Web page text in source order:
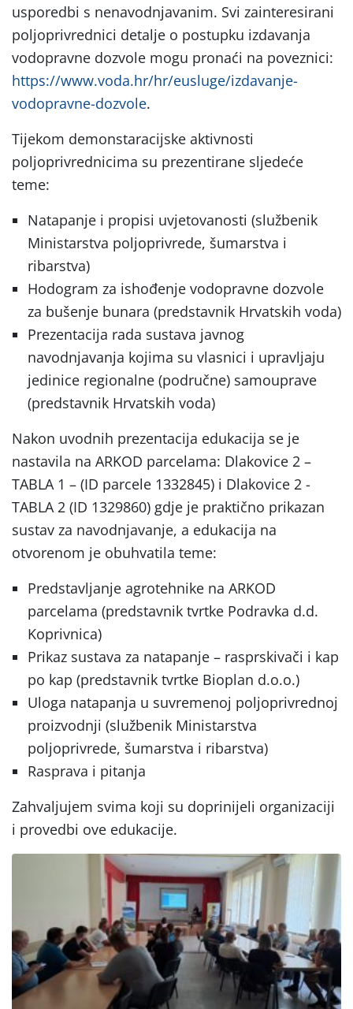
usporedbi s nenavodnjavanim. Svi zainteresirani
poljoprivrednici detalje o postupku izdavanja
vodopravne dozvole mogu pronaći na poveznici:
https://www.voda.hr/hr/eusluge/izdavanje-
vodopravne-dozvole.
Tijekom demonstaracijske aktivnosti
poljoprivrednicima su prezentirane sljedeće
teme:
Natapanje i propisi uvjetovanosti (službenik
Ministarstva poljoprivrede, šumarstva i
ribarstva)
Hodogram za ishođenje vodopravne dozvole
za bušenje bunara (predstavnik Hrvatskih voda)
Prezentacija rada sustava javnog
navodnjavanja kojima su vlasnici i upravljaju
jedinice regionalne (područne) samouprave
(predstavnik Hrvatskih voda)
Nakon uvodnih prezentacija edukacija se je
nastavila na ARKOD parcelama: Dlakovice 2 –
TABLA 1 – (ID parcele 1332845) i Dlakovice 2 -
TABLA 2 (ID 1329860) gdje je praktično prikazan
sustav za navodnjavanje, a edukacija na
otvorenom je obuhvatila teme:
Predstavljanje agrotehnike na ARKOD
parcelama (predstavnik tvrtke Podravka d.d.
Koprivnica)
Prikaz sustava za natapanje – rasprskivači i kap
po kap (predstavnik tvrtke Bioplan d.o.o.)
Uloga natapanja u suvremenoj poljoprivrednoj
proizvodnji (službenik Ministarstva
poljoprivrede, šumarstva i ribarstva)
Rasprava i pitanja
Zahvaljujem svima koji su doprinijeli organizaciji
i provedbi ove edukacije.